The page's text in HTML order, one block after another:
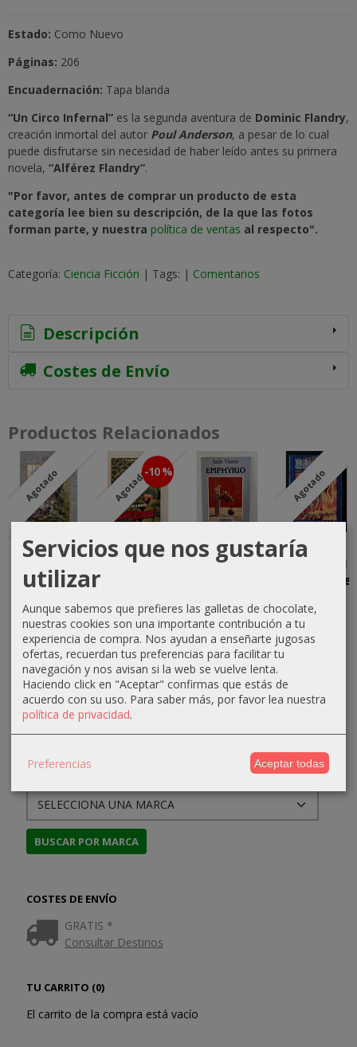
MARCAS
COSTES DE ENVÍO
GRATIS *
Consultar Destinos
TU CARRITO (0)
El carrito de la compra está vacío
Estado: Como Nuevo
Páginas: 206
Encuadernación: Tapa blanda
“Un Circo Infernal” es la segunda aventura de Dominic Flandry,
creación inmortal del autor Poul Anderson, a pesar de lo cual
puede disfrutarse sin necesidad de haber leído antes su primera
novela, “Alférez Flandry”.
"Por favor, antes de comprar un producto de esta
categoría lee bien su descripción, de la que las fotos
forman parte, y nuestra política de ventas al respecto".
Categoría: Ciencia Ficción | Tags: | Comentarios
Descripción
Costes de Envío
Productos Relacionados
Agotado
Los Mundos
(Dominic
30,00 €
Agotado-10 %
Pack Mars
Attacks!
30,00 €
Emphyrio
Agotado
Barsoom
Número 1
(Diciembre
15,00 €
Servicios que nos gustaría
utilizar
Aunque sabemos que prefieres las galletas de chocolate,
nuestras cookies son una importante contribución a tu
experiencia de compra. Nos ayudan a enseñarte jugosas
ofertas, recuerdan tus preferencias para facilitar tu
navegación y nos avisan si la web se vuelve lenta.
Haciendo click en "Aceptar" confirmas que estás de
acuerdo con su uso. Para saber más, por favor lea nuestra
política de privacidad.
Preferencias Aceptar todas